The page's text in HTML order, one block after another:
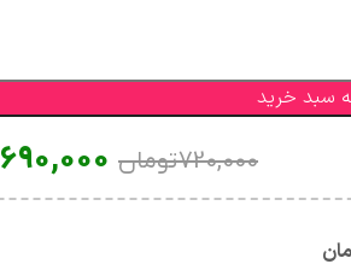
سبد خرید
720,000تومان 690,000